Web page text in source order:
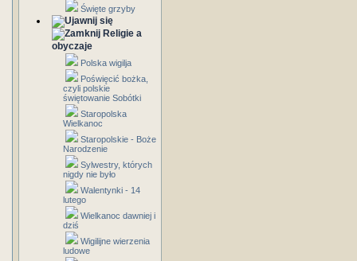
Święte grzyby
Religie a
obyczaje
Polska wigilja
Poświęcić bożka,
czyli polskie
świętowanie Sobótki
Staropolska
Wielkanoc
Staropolskie - Boże
Narodzenie
Sylwestry, których
nigdy nie było
Walentynki - 14
lutego
Wielkanoc dawniej i
dziś
Wigilijne wierzenia
ludowe